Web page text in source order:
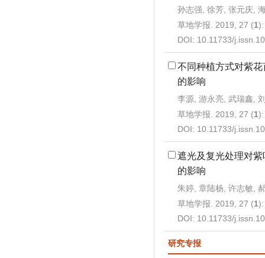
孙志强, 徐芳, 张元庆,
草地学报. 2019, 27 (1
DOI: 10.11733/
不同种植方式对紫
的影响
李源, 游永亮, 武瑞鑫,
草地学报. 2019, 27 (1
DOI: 10.11733/
遮光及复光处理对
的影响
朱婷, 章陆杨, 许志敏,
草地学报. 2019, 27 (1
DOI: 10.11733/
研究专报